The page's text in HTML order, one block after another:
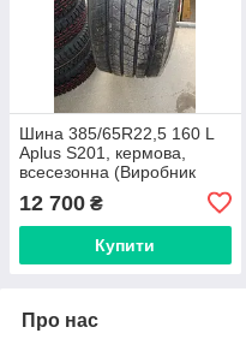
Шина 385/65R22,5 160 L
Aplus S201, кермова,
всесезонна (Виробник
12 700 ₴
Купити
Про нас